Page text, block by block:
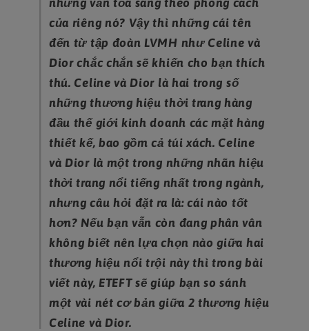
của riêng nó? Vậy thì những cái tên
đến từ tập đoàn LVMH như Celine và
Dior chắc chắn sẽ khiến cho bạn thích
thú. Celine và Dior là hai trong số
những thương hiệu thời trang hàng
đầu thế giới kinh doanh các mặt hàng
thiết kế, bao gồm cả túi xách. Celine
và Dior là một trong những nhãn hiệu
thời trang nổi tiếng nhất trong ngành,
nhưng câu hỏi đặt ra là: cái nào tốt
hơn? Nếu bạn vẫn còn đang phân vân
không biết nên lựa chọn nào giữa hai
thương hiệu nổi trội này thì trong bài
viết này, ETEFT sẽ giúp bạn so sánh
một vài nét cơ bản giữa 2 thương hiệu
Celine và Dior.